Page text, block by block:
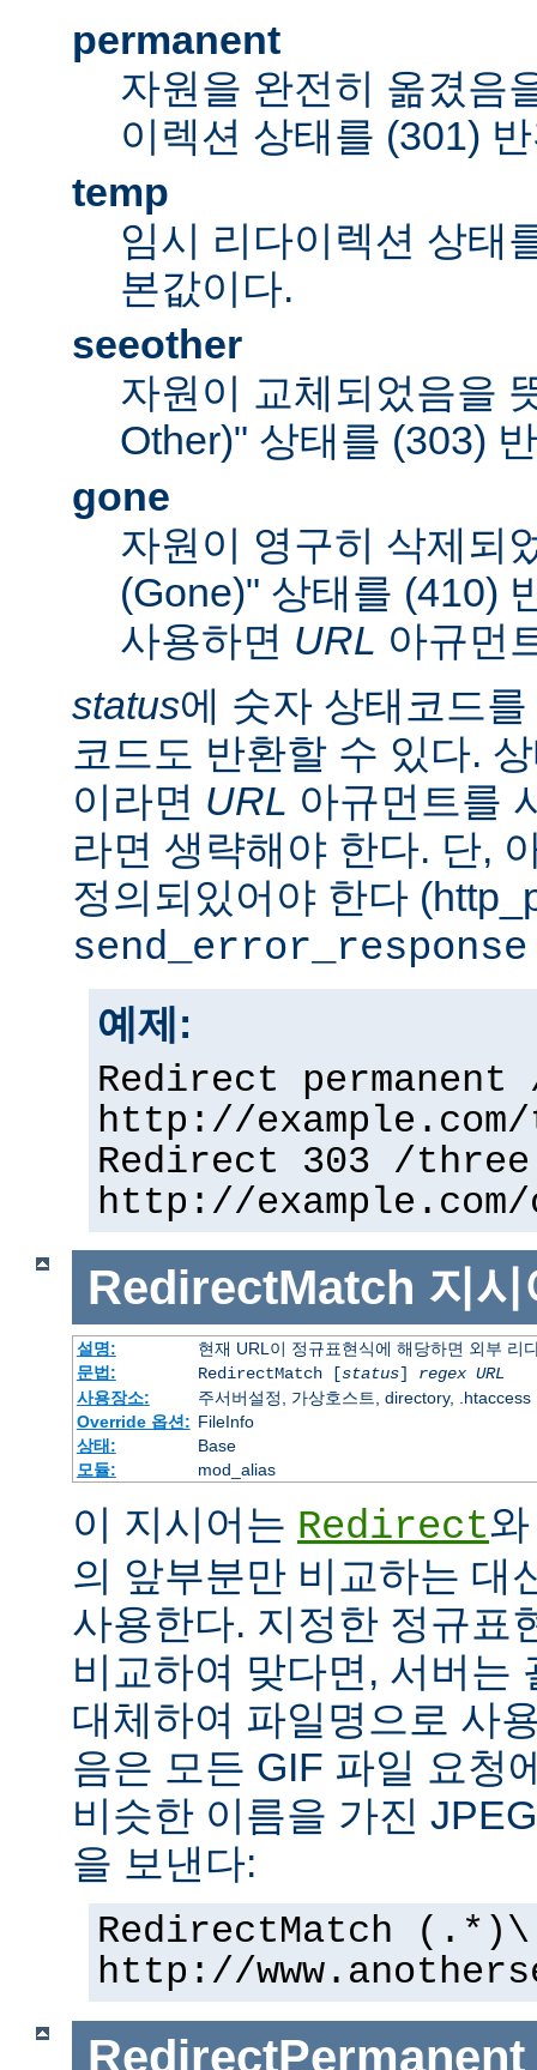
permanent
자원을 완전히 옮겼음
이렉션 상태를 (301)
temp
임시 리다이렉션 상태
본값이다.
seeother
자원이 교체되었음을
Other)" 상태를 (303)
gone
자원이 영구히 삭제되
(Gone)" 상태를 (410)
사용하면 URL 아규먼
status에 숫자 상태코드
코드도 반환할 수 있다.
이라면 URL 아규먼트를
라면 생략해야 한다. 단,
정의되있어야 한다
send_error_response
예제:
Redirect permanent
http://example.com/
Redirect 303 /three
http://
RedirectMatch 지시
설명:
현재 URL이 정규표현식에 해당하면 외부 리
문법:
RedirectMatch [status] regex URL
사용장소:
주서버설정, 가상호스트, directory, .htaccess
Override 옵션: FileInfo
상태:
Base
모듈:
mod_alias
이 지시어는 Redirect
의 앞부분만 비교하는 대
사용한다. 지정한 정규표
비교하여 맞다면, 서버는
대체하여 파일명으로 사
음은 모든 GIF 파일 요청
비슷한 이름을 가진
을 보낸다:
RedirectMatch
http://
RedirectPermanent